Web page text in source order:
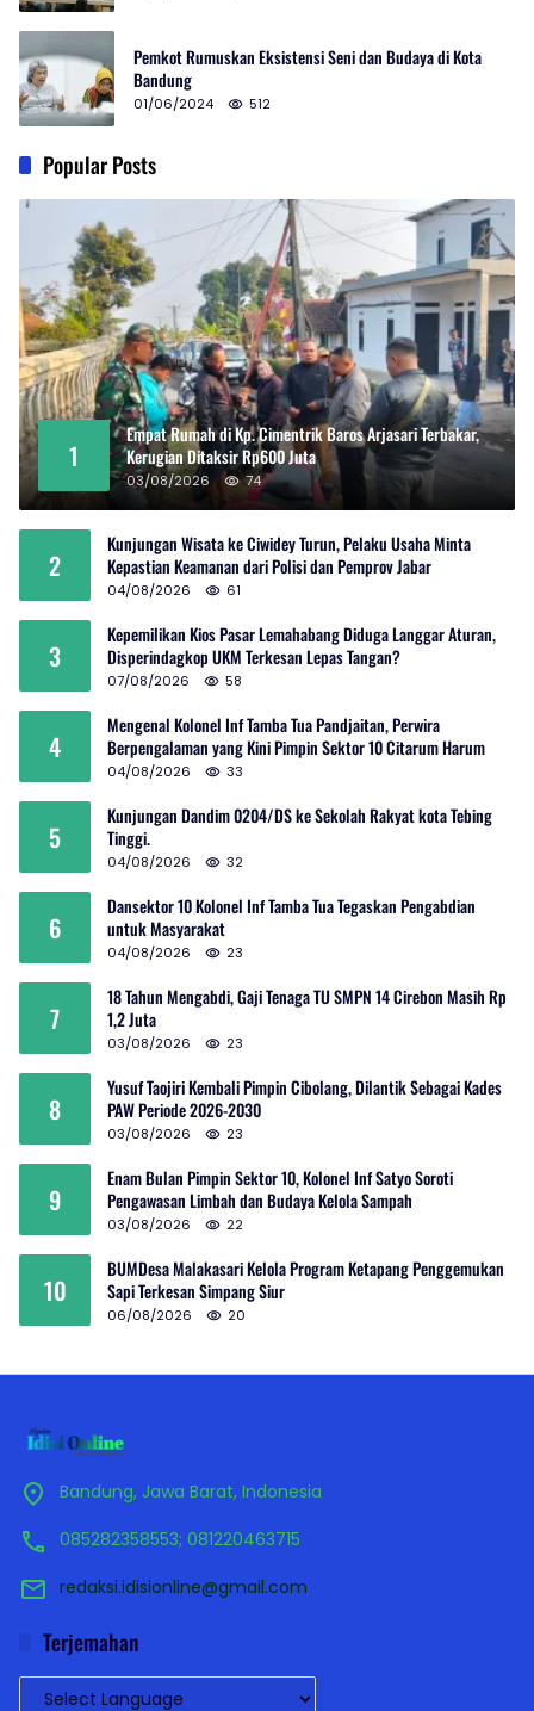
Pemkot Rumuskan Eksistensi Seni dan Budaya di Kota
Bandung
01/06/2024 512
Popular Posts
1
Empat Rumah di Kp. Cimentrik Baros Arjasari Terbakar,
Kerugian Ditaksir Rp600 Juta
03/08/2026 74
2
Kunjungan Wisata ke Ciwidey Turun, Pelaku Usaha Minta
Kepastian Keamanan dari Polisi dan Pemprov Jabar
04/08/2026 61
3
Kepemilikan Kios Pasar Lemahabang Diduga Langgar Aturan,
Disperindagkop UKM Terkesan Lepas Tangan?
07/08/2026 58
4
Mengenal Kolonel Inf Tamba Tua Pandjaitan, Perwira
Berpengalaman yang Kini Pimpin Sektor 10 Citarum Harum
04/08/2026 33
5
Kunjungan Dandim 0204/DS ke Sekolah Rakyat kota Tebing
Tinggi.
04/08/2026 32
6
Dansektor 10 Kolonel Inf Tamba Tua Tegaskan Pengabdian
untuk Masyarakat
04/08/2026 23
7
18 Tahun Mengabdi, Gaji Tenaga TU SMPN 14 Cirebon Masih Rp
1,2 Juta
03/08/2026 23
8
Yusuf Taojiri Kembali Pimpin Cibolang, Dilantik Sebagai Kades
PAW Periode 2026-2030
03/08/2026 23
9
Enam Bulan Pimpin Sektor 10, Kolonel Inf Satyo Soroti
Pengawasan Limbah dan Budaya Kelola Sampah
03/08/2026 22
10
BUMDesa Malakasari Kelola Program Ketapang Penggemukan
Sapi Terkesan Simpang Siur
06/08/2026 20
Bandung, Jawa Barat, Indonesia
085282358553; 081220463715
redaksi.idisionline@gmail.com
Terjemahan